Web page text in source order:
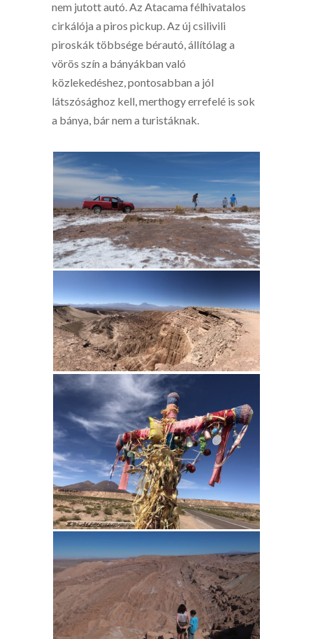
nem jutott autó. Az Atacama félhivatalos
cirkálója a piros pickup. Az új csilivili
piroskák többsége bérautó, állítólag a
vörös szín a bányákban való
közlekedéshez, pontosabban a jól
látszósághoz kell, merthogy errefelé is sok
a bánya, bár nem a turistáknak.